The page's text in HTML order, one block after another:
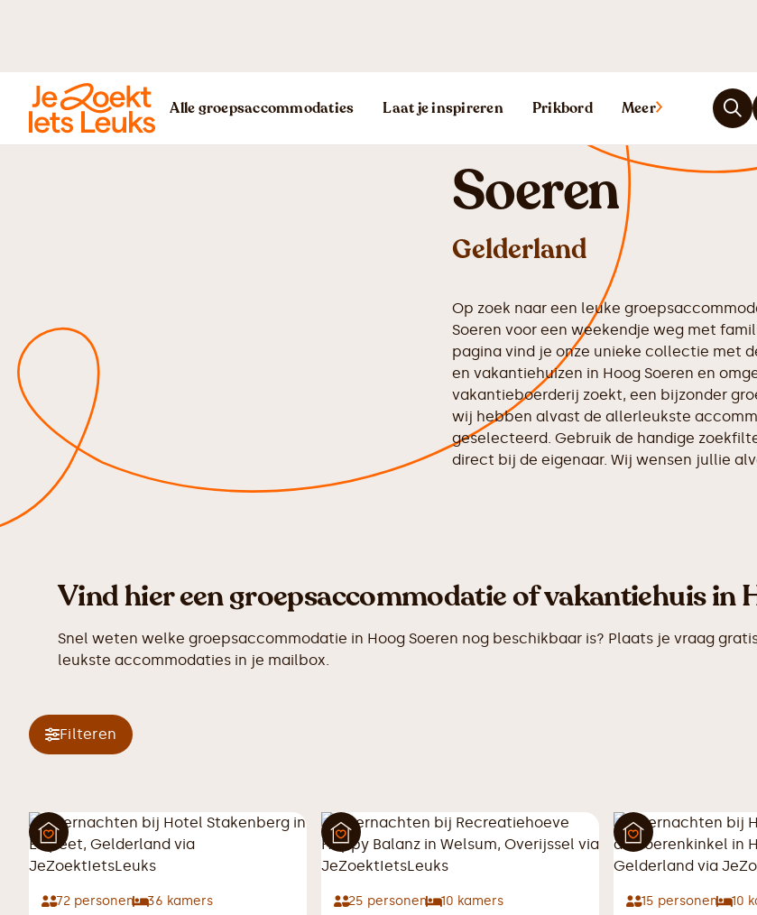
Alle groepsaccommodaties Laat je inspireren Prikbord Meer
Soeren
Gelderland
Op zoek naar een leuke
Soeren voor een weekendje weg met
pagina vind je onze unieke collectie met
en vakantiehuizen in Hoog Soeren en
vakantieboerderij zoekt, een bijzonder
wij hebben alvast de allerleukste
geselecteerd. Gebruik de handige
direct bij de eigenaar. Wij wensen jullie
Vind hier een groepsaccommodatie of vakantiehuis in
Snel weten welke groepsaccommodatie in Hoog Soeren nog beschikbaar is? Plaats je vraag
leukste accommodaties in je mailbox.
Filteren
72 personen 36 kamers 25 personen 10 kamers 15 personen 10